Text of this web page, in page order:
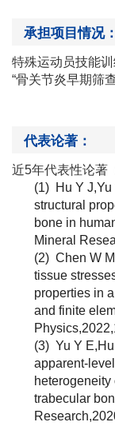
承担项目情况：
特殊运动员技能
“骨关节炎早期筛
代表论著：
近5年代表性论著
(1) Hu Y
structural
bone in
Mineral
(2) Chen W
tissue
properties in
and finite
(3) Yu Y
trabecular